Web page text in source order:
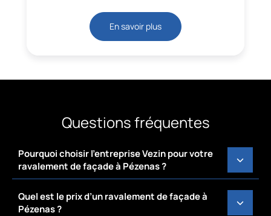
En savoir plus
Questions fréquentes
Pourquoi choisir l’entreprise Vezin pour votre
ravalement de façade à Pézenas ?
Quel est le prix d’un ravalement de façade à
Pézenas ?